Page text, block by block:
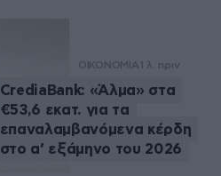
ΟΙΚΟΝΟΜΙΑ 1 λ. πριν
CrediaBank: «Άλμα» στα
€53,6 εκατ. για τα
επαναλαμβανόμενα κέρδη
στο α’ εξάμηνο του 2026